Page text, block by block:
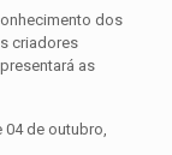
dos
criadores
as
04 de outubro,